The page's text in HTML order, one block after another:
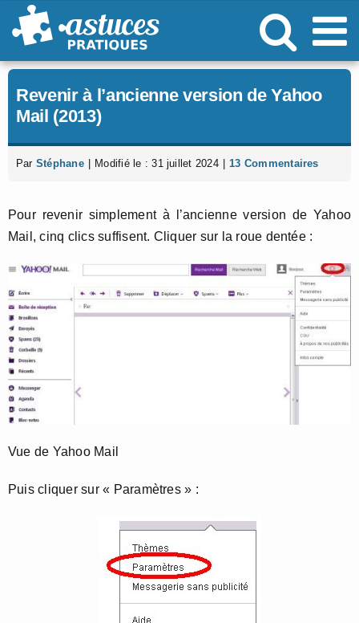
Passer
au
Revenir à l’ancienne version de Yahoo
Mail (2013)
Par Stéphane Modifié le : 31 juillet 2024 13 Commentaires
Pour revenir simplement à l’ancienne version de Yahoo
Mail, cinq clics suffisent. Cliquer sur la roue dentée :
Vue de Yahoo Mail
Puis cliquer sur « Paramètres » :